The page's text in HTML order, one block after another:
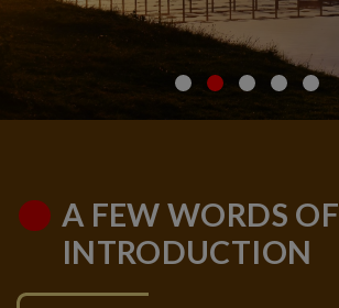
A FEW WORDS OF
INTRODUCTION